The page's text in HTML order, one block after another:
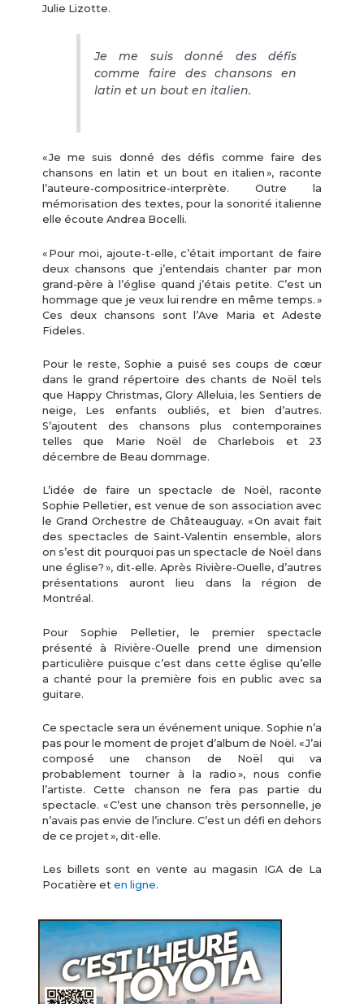
Julie Lizotte.
Je me suis donné des défis
comme faire des chansons en
latin et un bout en italien.
« Je me suis donné des défis comme faire des
chansons en latin et un bout en italien », raconte
l’auteure-compositrice-interprète. Outre la
mémorisation des textes, pour la sonorité italienne
elle écoute Andrea Bocelli.
« Pour moi, ajoute-t-elle, c’était important de faire
deux chansons que j’entendais chanter par mon
grand-père à l’église quand j’étais petite. C’est un
hommage que je veux lui rendre en même temps. »
Ces deux chansons sont l’Ave Maria et Adeste
Fideles.
Pour le reste, Sophie a puisé ses coups de cœur
dans le grand répertoire des chants de Noël tels
que Happy Christmas, Glory Alleluia, les Sentiers de
neige, Les enfants oubliés, et bien d’autres.
S’ajoutent des chansons plus contemporaines
telles que Marie Noël de Charlebois et 23
décembre de Beau dommage.
L’idée de faire un spectacle de Noël, raconte
Sophie Pelletier, est venue de son association avec
le Grand Orchestre de Châteauguay. « On avait fait
des spectacles de Saint-Valentin ensemble, alors
on s’est dit pourquoi pas un spectacle de Noël dans
une église? », dit-elle. Après Rivière-Ouelle, d’autres
présentations auront lieu dans la région de
Montréal.
Pour Sophie Pelletier, le premier spectacle
présenté à Rivière-Ouelle prend une dimension
particulière puisque c’est dans cette église qu’elle
a chanté pour la première fois en public avec sa
guitare.
Ce spectacle sera un événement unique. Sophie n’a
pas pour le moment de projet d’album de Noël. « J’ai
composé une chanson de Noël qui va
probablement tourner à la radio », nous confie
l’artiste. Cette chanson ne fera pas partie du
spectacle. « C’est une chanson très personnelle, je
n’avais pas envie de l’inclure. C’est un défi en dehors
de ce projet », dit-elle.
Les billets sont en vente au magasin IGA de La
Pocatière et en ligne.